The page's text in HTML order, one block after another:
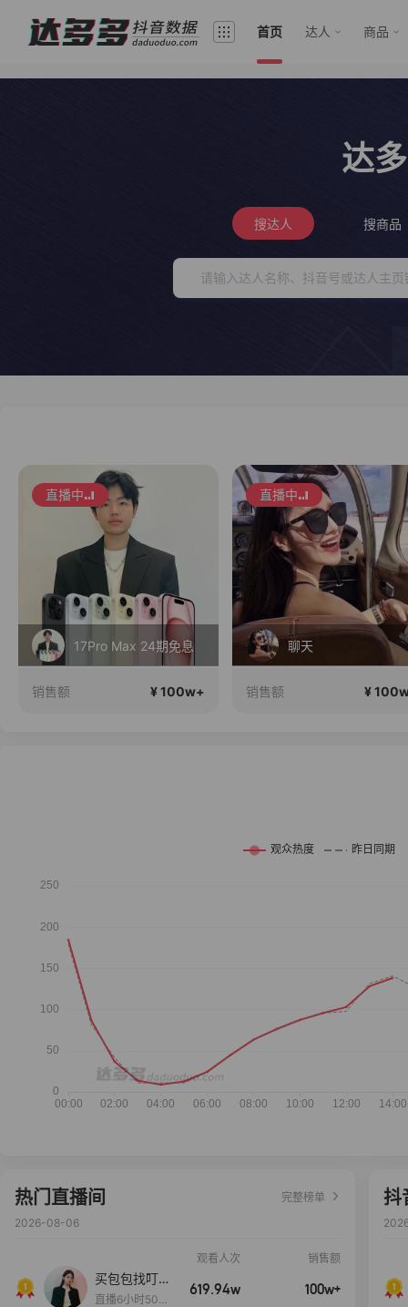
首页 达人 商品
达
搜达人 搜商品
直播中
17Pro Max 24期免息
销售额 ¥ 100w+
直播中
聊天
销售额 ¥
热门直播间
完整榜单
2026-08-06
观看人次 销售额
买包包找叮
当,一折购！
直播6小时50分
619.94w 100w+
抖